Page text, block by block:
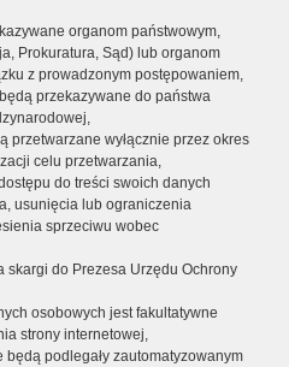
organom państwowym,
Prokuratura, Sąd) lub organom
z prowadzonym postępowaniem,
przekazywane do państwa
przetwarzane wyłącznie przez okres
celu przetwarzania,
do treści swoich danych
usunięcia lub ograniczenia
sprzeciwu wobec
skargi do Prezesa Urzędu Ochrony
osobowych jest fakultatywne
strony internetowej,
podlegały zautomatyzowanym